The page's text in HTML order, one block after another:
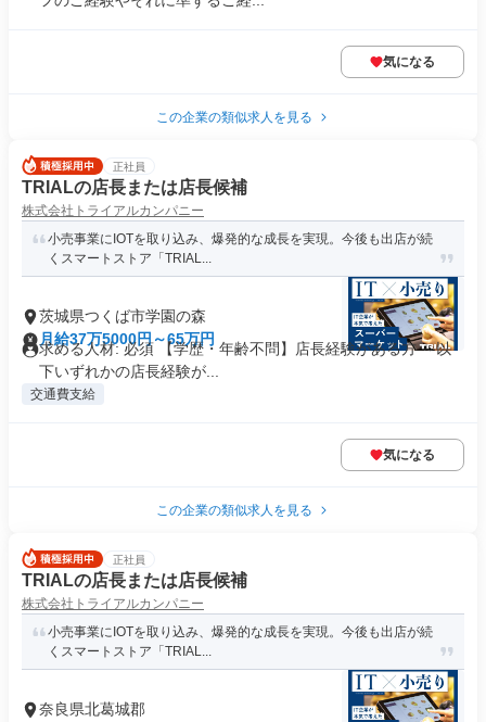
気になる
この企業の類似求人を見る
正社員
TRIALの店長または店長候補
株式会社トライアルカンパニー
小売事業にIOTを取り込み、爆発的な成長を実現。今後も出店が続
くスマートストア「TRIAL...
茨城県つくば市学園の森
月給37万5000円～65万円
求める人材: 必須 【学歴・年齢不問】店長経験がある方 ～以
下いずれかの店長経験が...
交通費支給
気になる
この企業の類似求人を見る
正社員
TRIALの店長または店長候補
株式会社トライアルカンパニー
小売事業にIOTを取り込み、爆発的な成長を実現。今後も出店が続
くスマートストア「TRIAL...
奈良県北葛城郡